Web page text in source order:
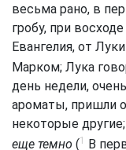
весьма рано, в
гробу, при
Евангелия, от
Марком; Лука
день недели,
ароматы, пришли
некоторые другие;
еще темно (1
В